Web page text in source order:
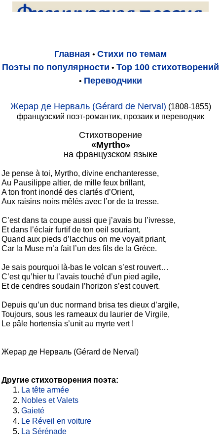
Главная • Стихи по темам
Поэты по популярности • Top 100 стихотворений
• Переводчики
Жерар де Нерваль (Gérard de Nerval) (1808-1855)
французский поэт-романтик, прозаик и переводчик
Стихотворение
«Myrtho»
на французском языке
Je pense à toi, Myrtho, divine enchanteresse,
Au Pausilippe altier, de mille feux brillant,
A ton front inondé des clartés d’Orient,
Aux raisins noirs mêlés avec l’or de ta tresse.
C’est dans ta coupe aussi que j’avais bu l’ivresse,
Et dans l’éclair furtif de ton oeil souriant,
Quand aux pieds d’Iacchus on me voyait priant,
Car la Muse m’a fait l’un des fils de la Grèce.
Je sais pourquoi là-bas le volcan s’est rouvert…
C’est qu’hier tu l’avais touché d’un pied agile,
Et de cendres soudain l’horizon s’est couvert.
Depuis qu’un duc normand brisa tes dieux d’argile,
Toujours, sous les rameaux du laurier de Virgile,
Le pâle hortensia s’unit au myrte vert !
Жерар де Нерваль (Gérard de Nerval)
Другие стихотворения поэта:
La tête armée
Nobles et Valets
Gaieté
Le Réveil en voiture
La Sérénade